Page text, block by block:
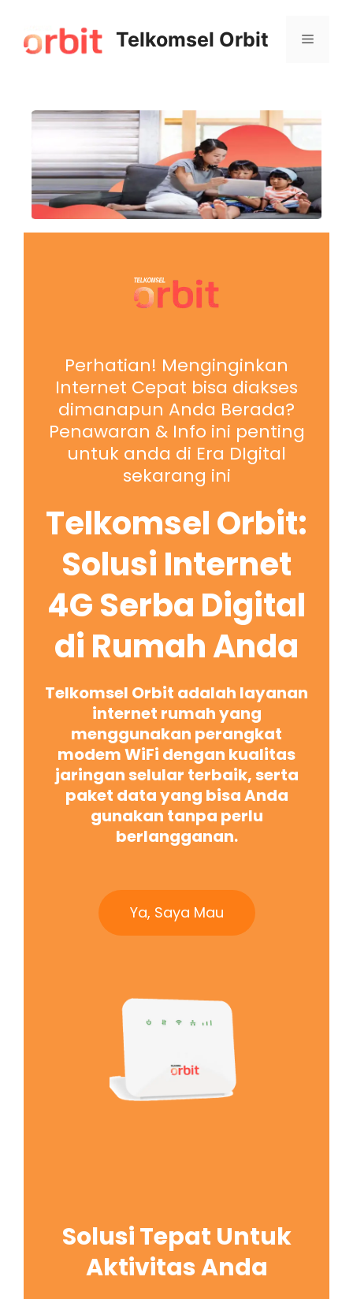
Telkomsel Orbit
Perhatian! Menginginkan
Internet Cepat bisa diakses
dimanapun Anda Berada?
Penawaran & Info ini penting
untuk anda di Era DIgital
sekarang ini
Telkomsel Orbit:
Solusi Internet
4G Serba Digital
di Rumah Anda
Telkomsel Orbit adalah layanan
internet rumah yang
menggunakan perangkat
modem WiFi dengan kualitas
jaringan selular terbaik, serta
paket data yang bisa Anda
gunakan tanpa perlu
berlangganan.
Ya, Saya Mau
Solusi Tepat Untuk
Aktivitas Anda